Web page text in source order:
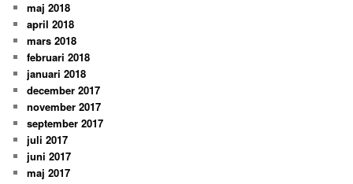
maj 2018
april 2018
mars 2018
februari 2018
januari 2018
december 2017
november 2017
september 2017
juli 2017
juni 2017
maj 2017